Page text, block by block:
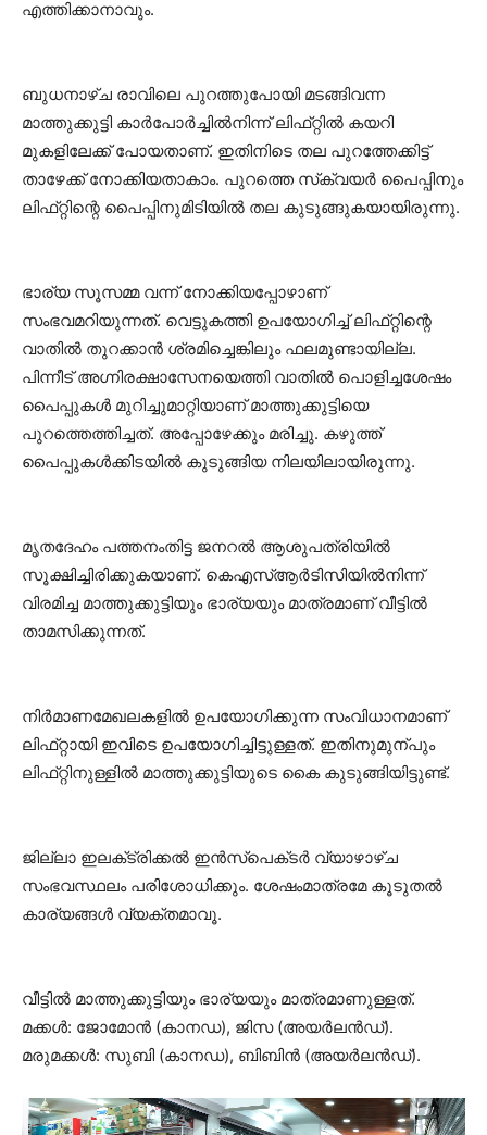
എത്തിക്കാനാവും.
ബുധനാഴ്‌ച രാവിലെ പുറത്തുപോയി മടങ്ങിവന്ന
മാത്തുക്കുട്ടി കാർപോർച്ചിൽനിന്ന്‌ ലിഫ്‌റ്റിൽ കയറി
മുകളിലേക്ക്‌ പോയതാണ്‌. ഇതിനിടെ തല പുറത്തേക്കിട്ട്‌
താഴേക്ക്‌ നോക്കിയതാകാം. പുറത്തെ സ്‌ക്വയർ പൈപ്പിനും
ലിഫ്‌റ്റിന്റെ പൈപ്പിനുമിടിയിൽ തല കുടുങ്ങുകയായിരുന്നു.
ഭാര്യ സൂസമ്മ വന്ന് നോക്കിയപ്പോഴാണ്‌
സംഭവമറിയുന്നത്‌. വെട്ടുകത്തി ഉപയോഗിച്ച് ലിഫ്‌റ്റിന്റെ
വാതിൽ തുറക്കാൻ ശ്രമിച്ചെങ്കിലും ഫലമുണ്ടായില്ല.
പിന്നീട്‌ അഗ്നിരക്ഷാസേനയെത്തി വാതിൽ പൊളിച്ചശേഷം
പൈപ്പുകൾ മുറിച്ചുമാറ്റിയാണ്‌ മാത്തുക്കുട്ടിയെ
പുറത്തെത്തിച്ചത്‌. അപ്പോഴേക്കും മരിച്ചു. കഴുത്ത്‌
പൈപ്പുകൾക്കിടയിൽ കുടുങ്ങിയ നിലയിലായിരുന്നു.
മൃതദേഹം പത്തനംതിട്ട ജനറൽ ആശുപത്രിയിൽ
സൂക്ഷിച്ചിരിക്കുകയാണ്‌. കെഎസ്‌ആർടിസിയിൽനിന്ന്‌
വിരമിച്ച മാത്തുക്കുട്ടിയും ഭാര്യയും മാത്രമാണ്‌ വീട്ടിൽ
താമസിക്കുന്നത്‌.
നിർമാണമേഖലകളിൽ ഉപയോഗിക്കുന്ന സംവിധാനമാണ്‌
ലിഫ്‌റ്റായി ഇവിടെ ഉപയോഗിച്ചിട്ടുള്ളത്‌. ഇതിനുമുന്പും
ലിഫ്‌റ്റിനുള്ളിൽ മാത്തുക്കുട്ടിയുടെ കൈ കുടുങ്ങിയിട്ടുണ്ട്‌.
ജില്ലാ ഇലക്‌ട്രിക്കൽ ഇൻസ്‌പെക്‌ടർ വ്യാഴാഴ്‌ച
സംഭവസ്ഥലം പരിശോധിക്കും. ശേഷംമാത്രമേ കൂടുതൽ
കാര്യങ്ങൾ വ്യക്തമാവൂ.
വീട്ടിൽ മാത്തുക്കുട്ടിയും ഭാര്യയും മാത്രമാണുള്ളത്‌.
മക്കൾ: ജോമോൻ (കാനഡ), ജിസ (അയർലൻഡ്‌).
മരുമക്കൾ: സുബി (കാനഡ), ബിബിൻ (അയർലൻഡ്‌).